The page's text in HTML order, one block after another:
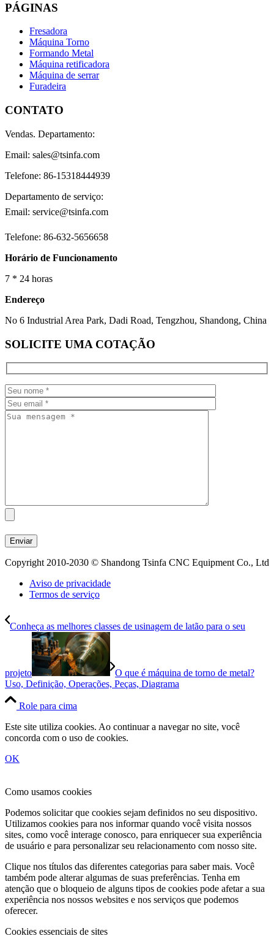
PÁGINAS
Fresadora
Máquina Torno
Formando Metal
Máquina retificadora
Máquina de serrar
Furadeira
CONTATO
Vendas. Departamento:
Email: sales@tsinfa.com
Telefone: 86-15318444939
Departamento de serviço:
Email: service@tsinfa.com
Telefone: 86-632-5656658
Horário de Funcionamento
7 * 24 horas
Endereço
No 6 Industrial Area Park, Dadi Road, Tengzhou, Shandong, China
SOLICITE UMA COTAÇÃO
Copyright 2010-2030 © Shandong Tsinfa CNC Equipment Co., Ltd
Aviso de privacidade
Termos de serviço
Conheça as melhores classes de usinagem de latão para o seu
projeto
O que é máquina de torno de metal?
Uso, Definição, Operações, Peças, Diagrama
Role para cima
Este site utiliza cookies. Ao continuar a navegar no site, você
concorda com o uso de cookies.
OK
Como usamos cookies
Podemos solicitar que cookies sejam definidos no seu dispositivo.
Utilizamos cookies para nos informar quando você visita nossos
sites, como você interage conosco, para enriquecer sua experiência
de usuário e para personalizar seu relacionamento com nosso site.
Clique nos títulos das diferentes categorias para saber mais. Você
também pode alterar algumas de suas preferências. Tenha em
atenção que o bloqueio de alguns tipos de cookies pode afetar a sua
experiência nos nossos websites e nos serviços que podemos
oferecer.
Cookies essenciais de sites